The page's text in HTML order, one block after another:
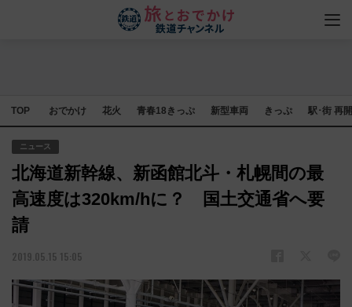
TOP おでかけ 花火 青春18きっぷ 新型車両 きっぷ 駅･街 再
ニュース
北海道新幹線、新函館北斗・札幌間の最
高速度は320km/hに？ 国土交通省へ要
請
2019.05.15 15:05